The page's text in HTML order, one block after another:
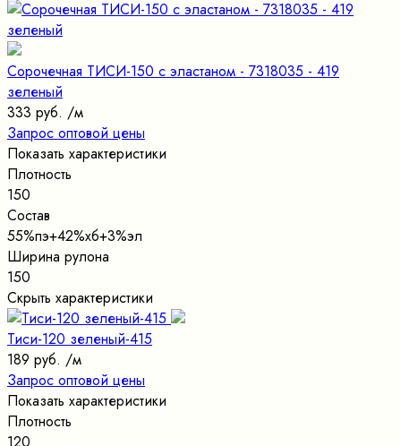
Сорочечная ТИСИ-150 с эластаном - 7318035 - 419
зеленый
333 руб. /м
Запрос оптовой цены
Показать характеристики
Плотность
150
Состав
55%пэ+42%хб+3%эл
Ширина рулона
150
Скрыть характеристики
Тиси-120 зеленый-415
189 руб. /м
Запрос оптовой цены
Показать характеристики
Плотность
120